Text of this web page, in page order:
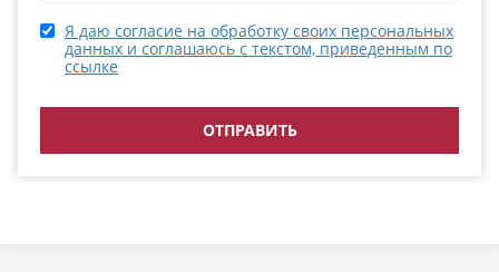
Я даю согласие на обработку своих персональных
данных и соглашаюсь с текстом, приведенным по
ссылке